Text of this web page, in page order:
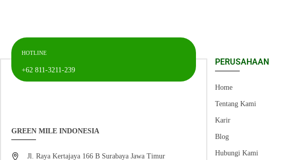
HOTLINE
+62 811-3211-239
GREEN MILE INDONESIA
Jl. Raya Kertajaya 166 B Surabaya Jawa Timur
PERUSAHAAN
Home
Tentang Kami
Karir
Blog
Hubungi Kami